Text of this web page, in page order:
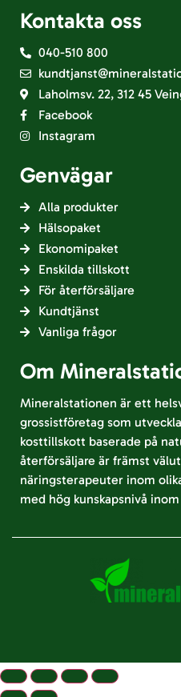
Kontakta oss
040-510 800
Laholmsv. 22, 312 45
Facebook
Instagram
Genvägar
Alla produkter
Hälsopaket
Ekonomipaket
Enskilda tillskott
För återförsäljare
Kundtjänst
Vanliga frågor
Om
Mineralstationen är ett
grossistföretag som
kosttillskott baserade på
återförsäljare är främst
näringsterapeuter inom
med hög kunskapsnivå